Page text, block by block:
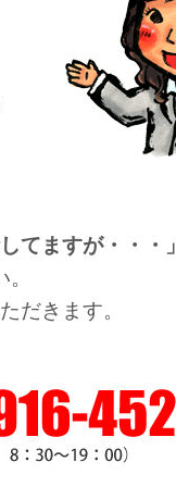
てますが・・・」
だきます。